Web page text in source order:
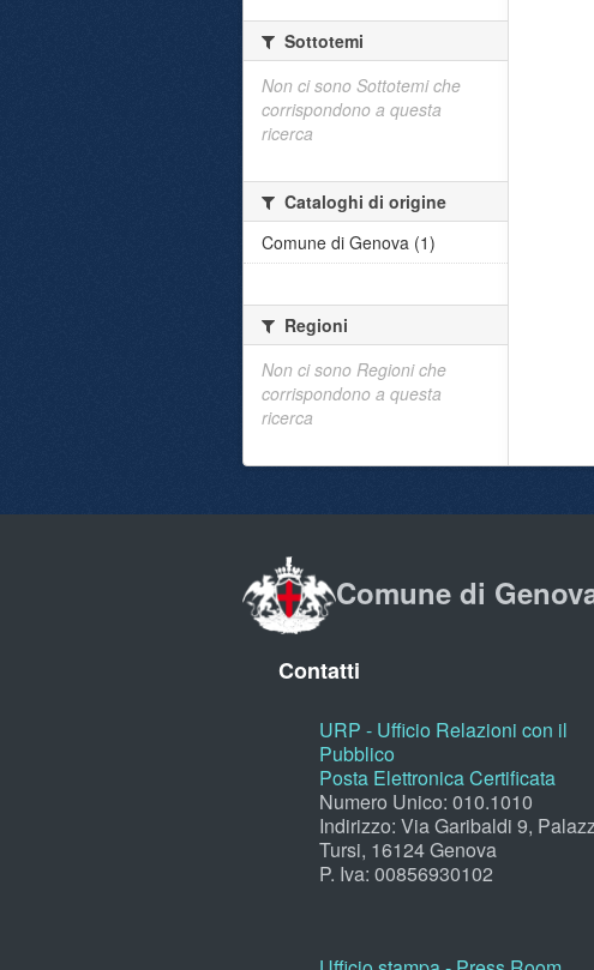
Sottotemi
Non ci sono Sottotemi che
corrispondono a questa
ricerca
Cataloghi di origine
Comune di Genova (1)
Regioni
Non ci sono Regioni che
corrispondono a questa
ricerca
Comune di
Contatti
URP - Ufficio Relazioni con il
Pubblico
Posta Elettronica Certificata
Numero Unico: 010.1010
Indirizzo: Via Garibaldi 9,
Tursi, 16124 Genova
P. Iva: 00856930102